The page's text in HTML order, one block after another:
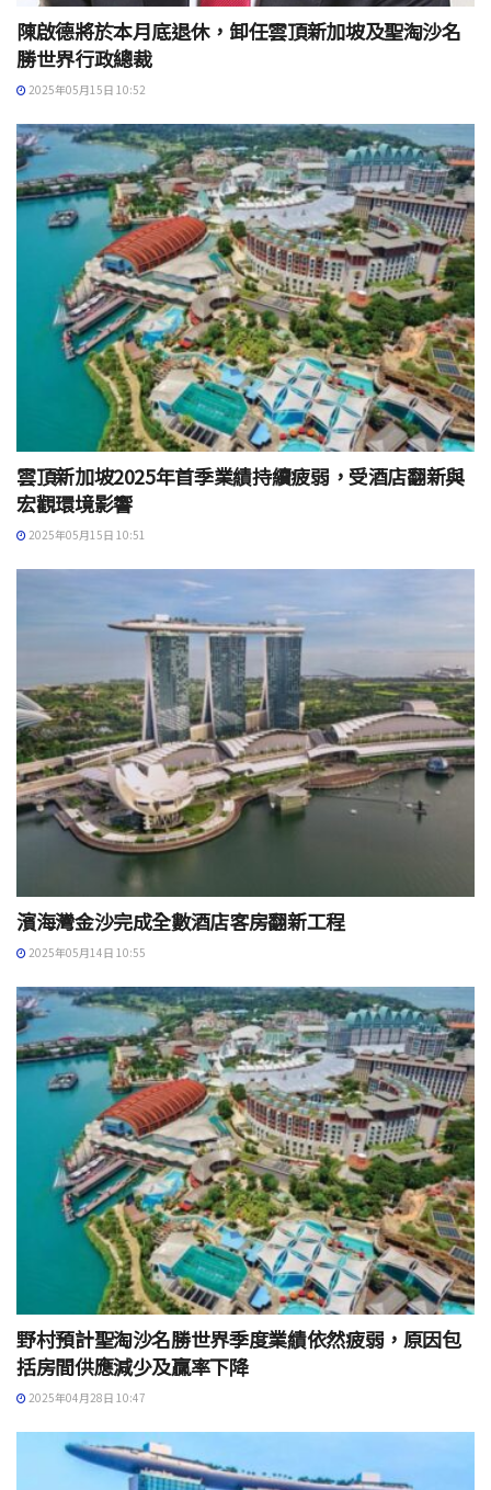
陳啟德將於本月底退休，卸任雲頂新加坡及聖淘沙名
勝世界行政總裁
2025年05月15日 10:52
雲頂新加坡2025年首季業績持續疲弱，受酒店翻新與
宏觀環境影響
2025年05月15日 10:51
濱海灣金沙完成全數酒店客房翻新工程
2025年05月14日 10:55
野村預計聖淘沙名勝世界季度業績依然疲弱，原因包
括房間供應減少及贏率下降
2025年04月28日 10:47